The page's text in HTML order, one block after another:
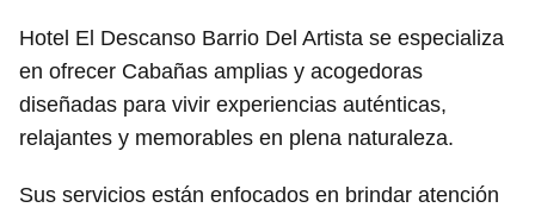
Hotel El Descanso Barrio Del Artista se especializa
en ofrecer Cabañas amplias y acogedoras
diseñadas para vivir experiencias auténticas,
relajantes y memorables en plena naturaleza.
Sus servicios están enfocados en brindar atención